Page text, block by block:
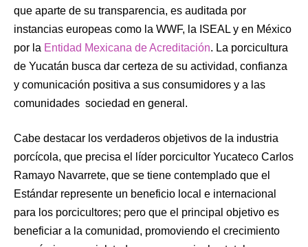
que aparte de su transparencia, es auditada por
instancias europeas como la WWF, la ISEAL y en México
por la Entidad Mexicana de Acreditación. La porcicultura
de Yucatán busca dar certeza de su actividad, confianza
y comunicación positiva a sus consumidores y a las
comunidades sociedad en general.
Cabe destacar los verdaderos objetivos de la industria
porcícola, que precisa el líder porcicultor Yucateco Carlos
Ramayo Navarrete, que se tiene contemplado que el
Estándar represente un beneficio local e internacional
para los porcicultores; pero que el principal objetivo es
beneficiar a la comunidad, promoviendo el crecimiento